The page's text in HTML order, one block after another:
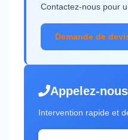
Contactez-nous pour
Demande de
Appelez-nous
Intervention rapide et